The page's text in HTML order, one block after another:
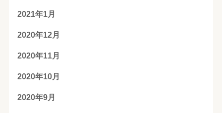
2021年1月
2020年12月
2020年11月
2020年10月
2020年9月